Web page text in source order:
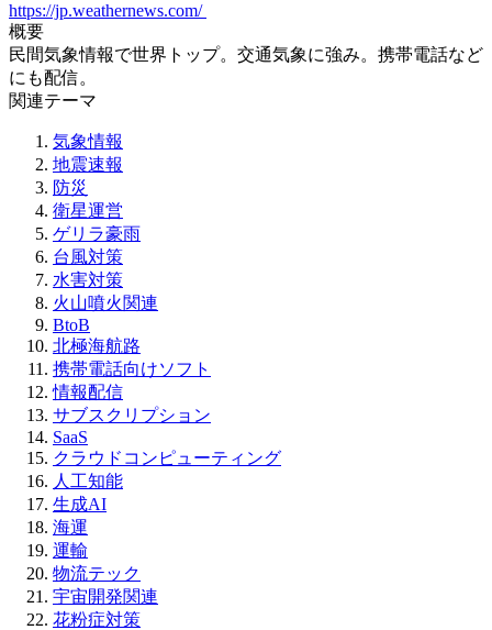
https://jp.weathernews.com/
概要
民間気象情報で世界トップ。交通気象に強み。携帯電話など
にも配信。
関連テーマ
気象情報
地震速報
防災
衛星運営
ゲリラ豪雨
台風対策
水害対策
火山噴火関連
BtoB
北極海航路
携帯電話向けソフト
情報配信
サブスクリプション
SaaS
クラウドコンピューティング
人工知能
生成AI
海運
運輸
物流テック
宇宙開発関連
花粉症対策